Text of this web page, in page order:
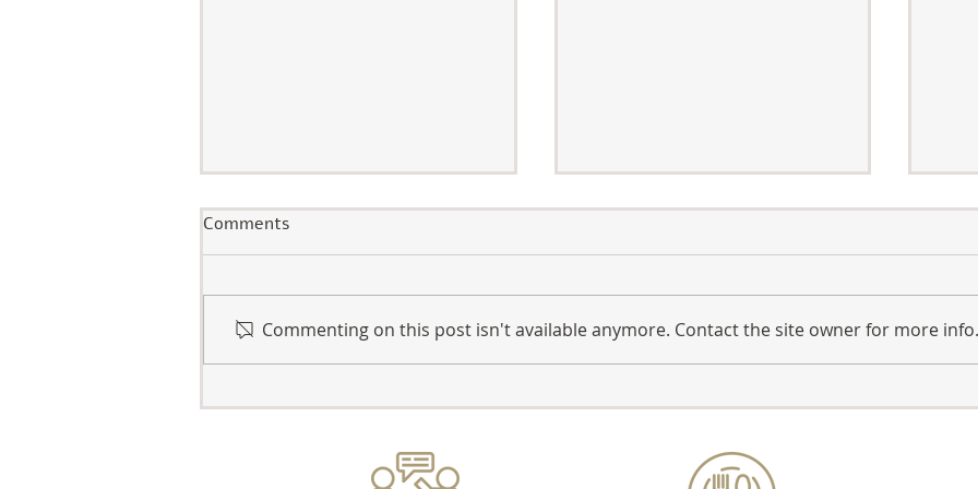
הגורמים להתפתחות שחמת
הכבד, כבד שומני וגידולים
בכבד.
הטיפול הטבעי לא מרפא את הגנטיקה
החלשה שמתבטאת בייצור נמוך של
להמשיך לשמור על התזונה,
טיפול טבעי למניעת צרבות
מלוות עם ריח רע מהפה, גם אם
סובלים מהבעיה במשך שנים.
Comments
Commenting on this post isn't available anymore. Contact the site owner for more info.